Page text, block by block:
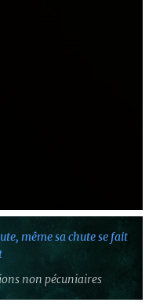
même sa chute se fait
non pécuniaires